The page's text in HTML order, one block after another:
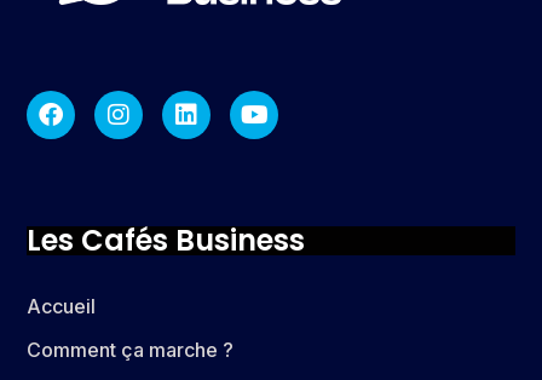
Les Cafés Business
Accueil
Comment ça marche ?